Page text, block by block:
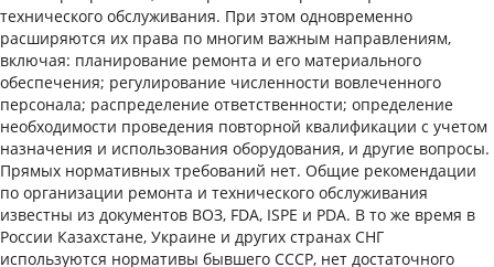
технического обслуживания. При этом одновременно
расширяются их права по многим важным направлениям,
включая: планирование ремонта и его материального
обеспечения; регулирование численности вовлеченного
персонала; распределение ответственности; определение
необходимости проведения повторной квалификации с учетом
назначения и использования оборудования, и другие вопросы.
Прямых нормативных требований нет. Общие рекомендации
по организации ремонта и технического обслуживания
известны из документов ВОЗ, FDA, ISPE и PDA. В то же время в
России Казахстане, Украине и других странах СНГ
используются нормативы бывшего СССР, нет достаточного